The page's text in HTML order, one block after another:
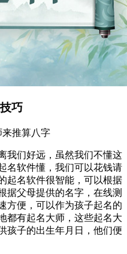
巧
推算八字
们好远，虽然我们不懂这
名软件懂，我们可以花钱请
起名软件很智能，可以根据
据父母提供的名字，在线测
方便，可以作为孩子起名的
都有起名大师，这些起名大
孩子的出生年月日，他们便